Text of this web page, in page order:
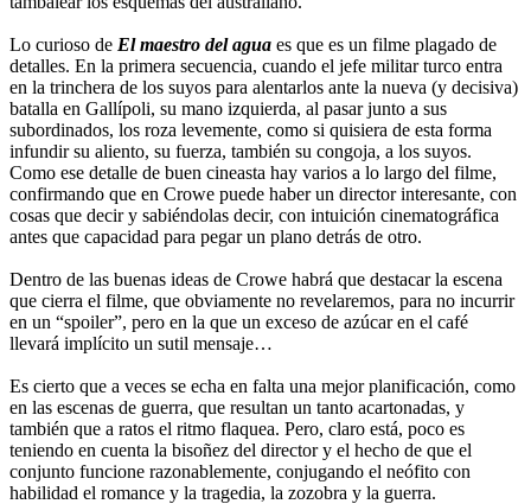
Lo curioso de El maestro del agua es que es un filme plagado de
detalles. En la primera secuencia, cuando el jefe militar turco entra
en la trinchera de los suyos para alentarlos ante la nueva (y decisiva)
batalla en Gallípoli, su mano izquierda, al pasar junto a sus
subordinados, los roza levemente, como si quisiera de esta forma
infundir su aliento, su fuerza, también su congoja, a los suyos.
Como ese detalle de buen cineasta hay varios a lo largo del filme,
confirmando que en Crowe puede haber un director interesante, con
cosas que decir y sabiéndolas decir, con intuición cinematográfica
antes que capacidad para pegar un plano detrás de otro.
Dentro de las buenas ideas de Crowe habrá que destacar la escena
que cierra el filme, que obviamente no revelaremos, para no incurrir
en un “spoiler”, pero en la que un exceso de azúcar en el café
llevará implícito un sutil mensaje…
Es cierto que a veces se echa en falta una mejor planificación, como
en las escenas de guerra, que resultan un tanto acartonadas, y
también que a ratos el ritmo flaquea. Pero, claro está, poco es
teniendo en cuenta la bisoñez del director y el hecho de que el
conjunto funcione razonablemente, conjugando el neófito con
habilidad el romance y la tragedia, la zozobra y la guerra.